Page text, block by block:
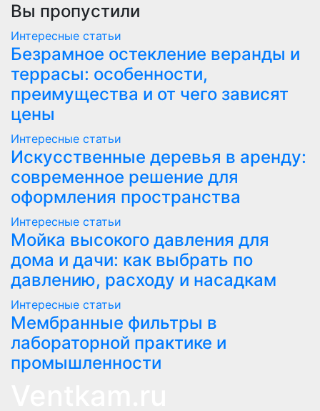
Вы пропустили
Интересные статьи
Безрамное остекление веранды и
террасы: особенности,
преимущества и от чего зависят
цены
Интересные статьи
Искусственные деревья в аренду:
современное решение для
оформления пространства
Интересные статьи
Мойка высокого давления для
дома и дачи: как выбрать по
давлению, расходу и насадкам
Интересные статьи
Мембранные фильтры в
лабораторной практике и
промышленности